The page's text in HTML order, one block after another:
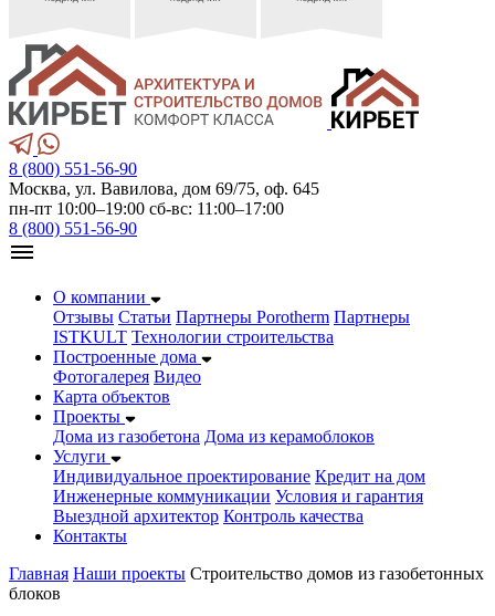
8 (800) 551-56-90
Москва, ул. Вавилова, дом 69/75, оф. 645
пн-пт 10:00–19:00 сб-вс: 11:00–17:00
8 (800) 551-56-90
О компании
Отзывы Статьи Партнеры Porotherm Партнеры
ISTKULT Технологии строительства
Построенные дома
Фотогалерея Видео
Карта объектов
Проекты
Дома из газобетонa Дома из керамоблоков
Услуги
Индивидуальное проектирование Кредит на дом
Инженерные коммуникации Условия и гарантия
Выездной архитектор Контроль качества
Контакты
Главная Наши проекты Строительство домов из газобетонных
блоков